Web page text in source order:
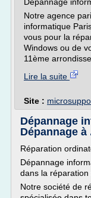
Notre agence
informatique
vous pour la
Windows ou de
11ème
Lire la suite
Site :
Dépannage
Dépannage à
Réparation
Dépannage
dans la réparation
Notre société de